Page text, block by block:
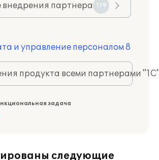
внедрения партнера 179
и управление персоналом 8
продукта всеми партнерами
задача
следующие